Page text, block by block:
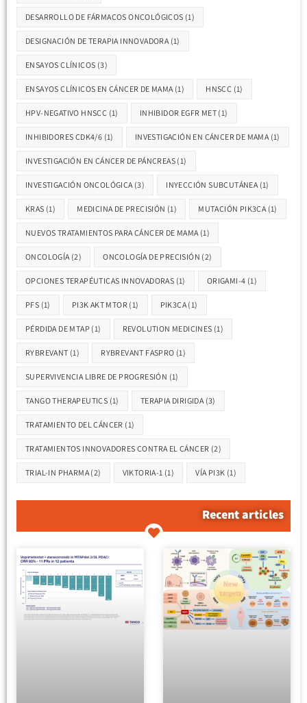
DESARROLLO DE FÁRMACOS ONCOLÓGICOS (1)
DESIGNACIÓN DE TERAPIA INNOVADORA(1)
ENSAYOS CLÍNICOS (3)
ENSAYOS CLÍNICOS EN CÁNCER DE MAMA(1) HNSCC (1)
HPV-NEGATIVO HNSCC (1) INHIBIDOR EGFR MET (1)
INHIBIDORES CDK4/6 (1) INVESTIGACIÓN EN CÁNCER DE MAMA(1)
INVESTIGACIÓN EN CÁNCER DE PÁNCREAS (1)
INVESTIGACIÓN ONCOLÓGICA(3) INYECCIÓN SUBCUTÁNEA(1)
KRAS (1) MEDICINA DE PRECISIÓN (1) MUTACIÓN PIK3CA(1)
NUEVOS TRATAMIENTOS PARA CÁNCER DE MAMA(1)
ONCOLOGÍA(2) ONCOLOGÍA DE PRECISIÓN (2)
OPCIONES TERAPÉUTICAS INNOVADORAS (1) ORIGAMI-4 (1)
PFS (1) PI3K AKT MTOR (1) PIK3CA(1)
PÉRDIDA DE MTAP (1) REVOLUTION MEDICINES (1)
RYBREVANT (1) RYBREVANT FASPRO (1)
SUPERVIVENCIA LIBRE DE PROGRESIÓN (1)
TANGO THERAPEUTICS (1) TERAPIA DIRIGIDA(3)
TRATAMIENTO DEL CÁNCER (1)
TRATAMIENTOS INNOVADORES CONTRA EL CÁNCER (2)
TRIAL-IN PHARMA(2) VIKTORIA-1 (1) VÍA PI3K (1)
Recent articles